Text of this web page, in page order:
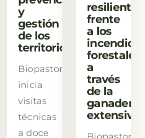
y
gestión
de los
territorios
Biopastoreo
inicia
visitas
técnicas
a doce
resilientes
frente
a los
incendios
forestales
a
través
de la
ganadería
extensiva